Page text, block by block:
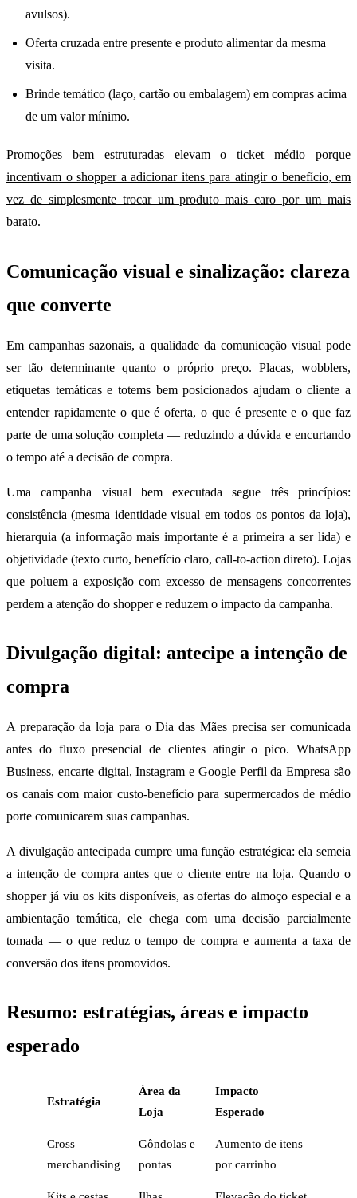
avulsos).
Oferta cruzada entre presente e produto alimentar da mesma
visita.
Brinde temático (laço, cartão ou embalagem) em compras acima
de um valor mínimo.
Promoções bem estruturadas elevam o ticket médio porque
incentivam o shopper a adicionar itens para atingir o benefício, em
vez de simplesmente trocar um produto mais caro por um mais
barato.
Comunicação visual e sinalização: clareza
que converte
Em campanhas sazonais, a qualidade da comunicação visual pode
ser tão determinante quanto o próprio preço. Placas, wobblers,
etiquetas temáticas e totems bem posicionados ajudam o cliente a
entender rapidamente o que é oferta, o que é presente e o que faz
parte de uma solução completa — reduzindo a dúvida e encurtando
o tempo até a decisão de compra.
Uma campanha visual bem executada segue três princípios:
consistência (mesma identidade visual em todos os pontos da loja),
hierarquia (a informação mais importante é a primeira a ser lida) e
objetividade (texto curto, benefício claro, call-to-action direto). Lojas
que poluem a exposição com excesso de mensagens concorrentes
perdem a atenção do shopper e reduzem o impacto da campanha.
Divulgação digital: antecipe a intenção de
compra
A preparação da loja para o Dia das Mães precisa ser comunicada
antes do fluxo presencial de clientes atingir o pico. WhatsApp
Business, encarte digital, Instagram e Google Perfil da Empresa são
os canais com maior custo-benefício para supermercados de médio
porte comunicarem suas campanhas.
A divulgação antecipada cumpre uma função estratégica: ela semeia
a intenção de compra antes que o cliente entre na loja. Quando o
shopper já viu os kits disponíveis, as ofertas do almoço especial e a
ambientação temática, ele chega com uma decisão parcialmente
tomada — o que reduz o tempo de compra e aumenta a taxa de
conversão dos itens promovidos.
Resumo: estratégias, áreas e impacto
esperado
Estratégia
Área da
Loja
Impacto
Esperado
Cross
merchandising
Gôndolas e
pontas
Aumento de itens
por carrinho